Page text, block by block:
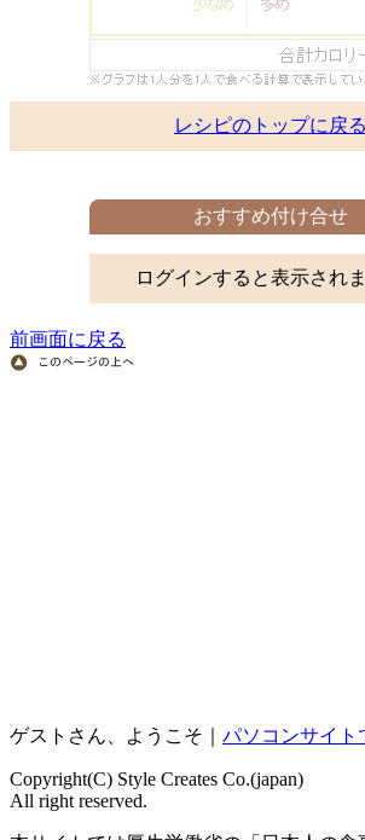
レシピのトップに戻る
おすすめ付け合せ
ログインすると表示されま
前画面に戻る
ゲストさん、ようこそ｜ パソコンサイト
Copyright(C) Style Creates Co.(japan)
All right reserved.